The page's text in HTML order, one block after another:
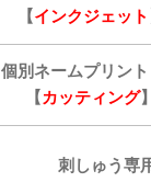
【インクジェット
個別ネームプリン
【 カッティング】
刺しゅう専